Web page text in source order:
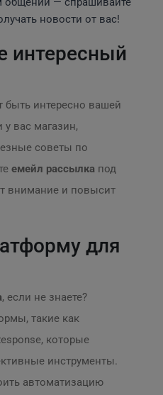
новости от вас!
интересный
быть интересно вашей
у вас магазин,
советы по
емейл рассылка под
внимание и повысит
для
, если не знаете?
такие как
которые
инструменты.
автоматизацию